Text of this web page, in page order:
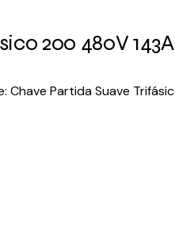
200 480V
Chave Partida Suave